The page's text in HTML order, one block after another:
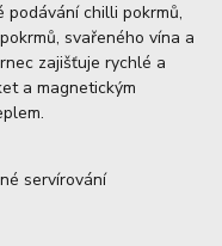
podávání chilli pokrmů,
svařeného vína a
zajišťuje rychlé a
a magnetickým
servírování